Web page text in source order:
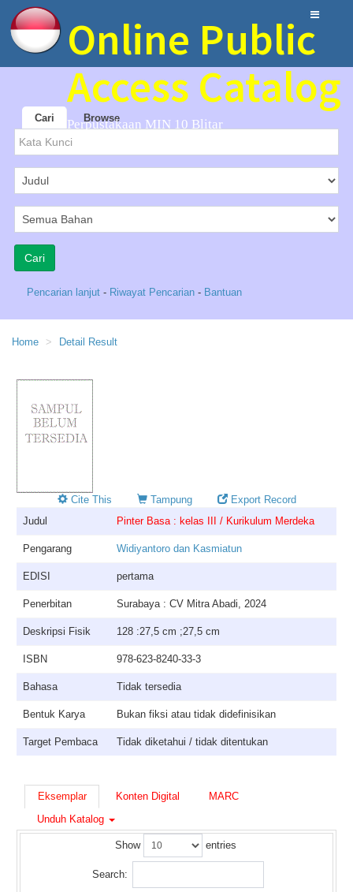
Online Public
Access Catalog
Perpustakaan MIN 10 Blitar
Cari Browse
Pencarian lanjut - Riwayat Pencarian - Bantuan
Home Detail Result
Cite This Tampung
Export Record
Judul
Pinter Basa : kelas III / Kurikulum Merdeka
Pengarang Widiyantoro dan Kasmiatun
EDISI pertama
Penerbitan Surabaya : CV Mitra Abadi, 2024
Deskripsi Fisik 128 :27,5 cm ;27,5 cm
ISBN 978-623-8240-33-3
Bahasa Tidak tersedia
Bentuk Karya Bukan fiksi atau tidak didefinisikan
Target Pembaca Tidak diketahui / tidak ditentukan
Eksemplar Konten Digital
MARC
Unduh Katalog
Show entries
Search: